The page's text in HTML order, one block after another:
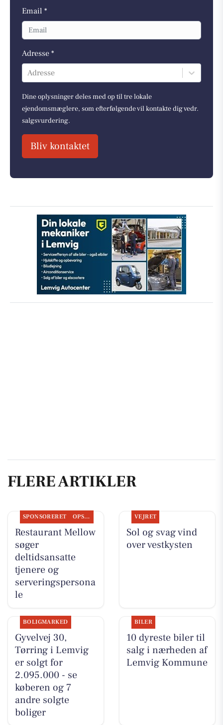
Email *
Adresse *
Adresse
Dine oplysninger deles med op til tre lokale
ejendomsmæglere, som efterfølgende vil kontakte dig vedr.
salgsvurdering.
Bliv kontaktet
FLERE ARTIKLER
SPONSORERET OPSLAGSTAVLEN
Restaurant Mellow
søger
deltidsansatte
tjenere og
serveringspersona
le
VEJRET
Sol og svag vind
over vestkysten
BOLIGMARKED
Gyvelvej 30,
Tørring i Lemvig
er solgt for
2.095.000 - se
køberen og 7
andre solgte
boliger
BILER
10 dyreste biler til
salg i nærheden af
Lemvig Kommune